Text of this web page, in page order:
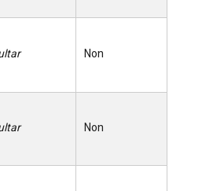
Non
Non